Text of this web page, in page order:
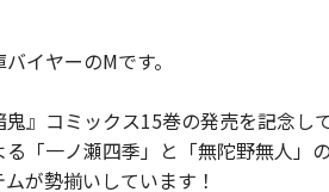
イヤーのMです。
』コミックス15巻の発売を記念し
「一ノ瀬四季」と「無陀野無人」
が勢揃いしています！